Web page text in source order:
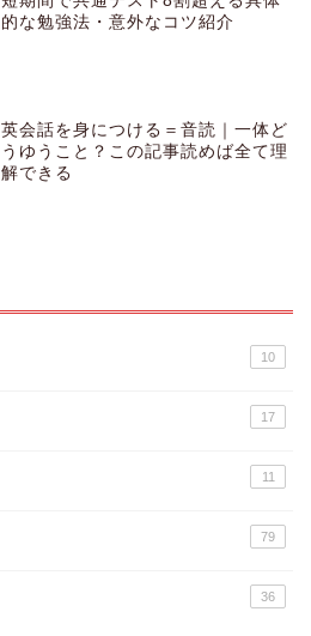
的な勉強法・意外なコツ紹介
英会話を身につける＝音読｜一体ど
うゆうこと？この記事読めば全て理
解できる
10
17
11
79
36